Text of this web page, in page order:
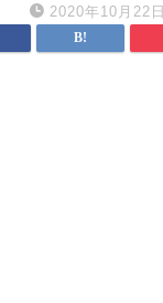
2020年10月22日